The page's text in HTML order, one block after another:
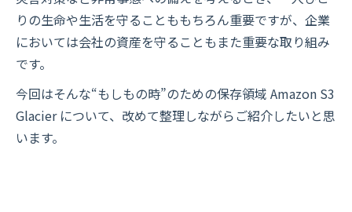
りの生命や生活を守ることももちろん重要ですが、企業
においては会社の資産を守ることもまた重要な取り組み
です。
今回はそんな“もしもの時”のための保存領域 Amazon S3
Glacier について、改めて整理しながらご紹介したいと思
います。